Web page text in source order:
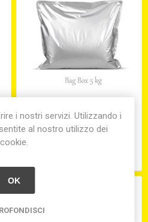
POLPA FINE DI POMODORO
BAG-BOX KG.5
i nostri servizi. Utilizzando i
al nostro utilizzo dei
cookie.
OK